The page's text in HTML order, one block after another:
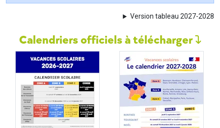
Version tableau 2027-2028
Calendriers officiels à télécharger